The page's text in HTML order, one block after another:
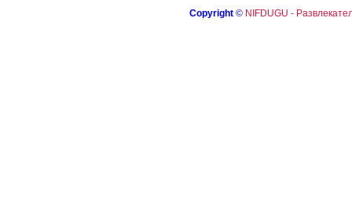
Copyright © NIFDUGU -